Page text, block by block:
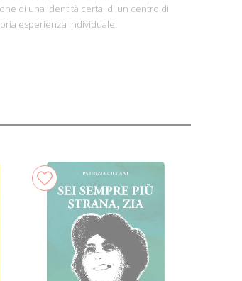
di una identità certa, di un centro di
esperienza individuale.